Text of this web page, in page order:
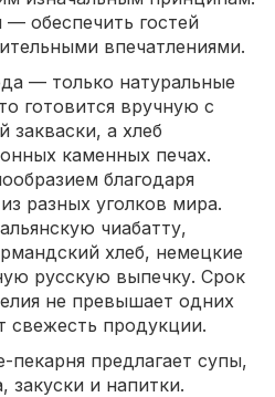
обеспечить гостей
впечатлениями.
— только натуральные
готовится вручную с
закваски, а хлеб
каменных печах.
благодаря
разных уголков мира.
чиабатту,
хлеб, немецкие
русскую выпечку. Срок
не превышает одних
свежесть продукции.
предлагает супы,
закуски и напитки.